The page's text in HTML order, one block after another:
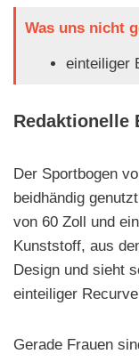
Was uns nicht
einteiliger
Redaktionelle
Der Sportbogen
beidhändig
von 60 Zoll und
Kunststoff, aus
Design und sieht
einteiliger
Gerade Frauen